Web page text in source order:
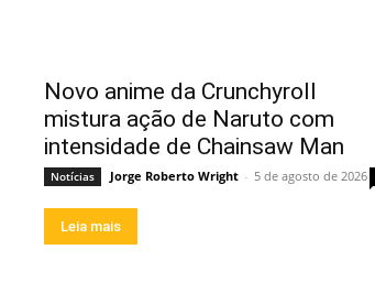
Novo anime da Crunchyroll
mistura ação de Naruto com
intensidade de Chainsaw Man
Notícias Jorge Roberto Wright - 5 de agosto de 2026
Leia mais